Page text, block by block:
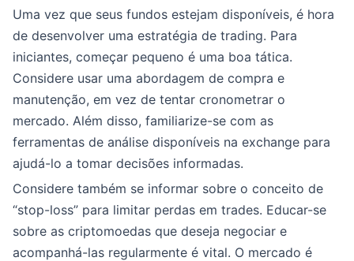
Uma vez que seus fundos estejam disponíveis, é hora
de desenvolver uma estratégia de trading. Para
iniciantes, começar pequeno é uma boa tática.
Considere usar uma abordagem de compra e
manutenção, em vez de tentar cronometrar o
mercado. Além disso, familiarize-se com as
ferramentas de análise disponíveis na exchange para
ajudá-lo a tomar decisões informadas.
Considere também se informar sobre o conceito de
“stop-loss” para limitar perdas em trades. Educar-se
sobre as criptomoedas que deseja negociar e
acompanhá-las regularmente é vital. O mercado é